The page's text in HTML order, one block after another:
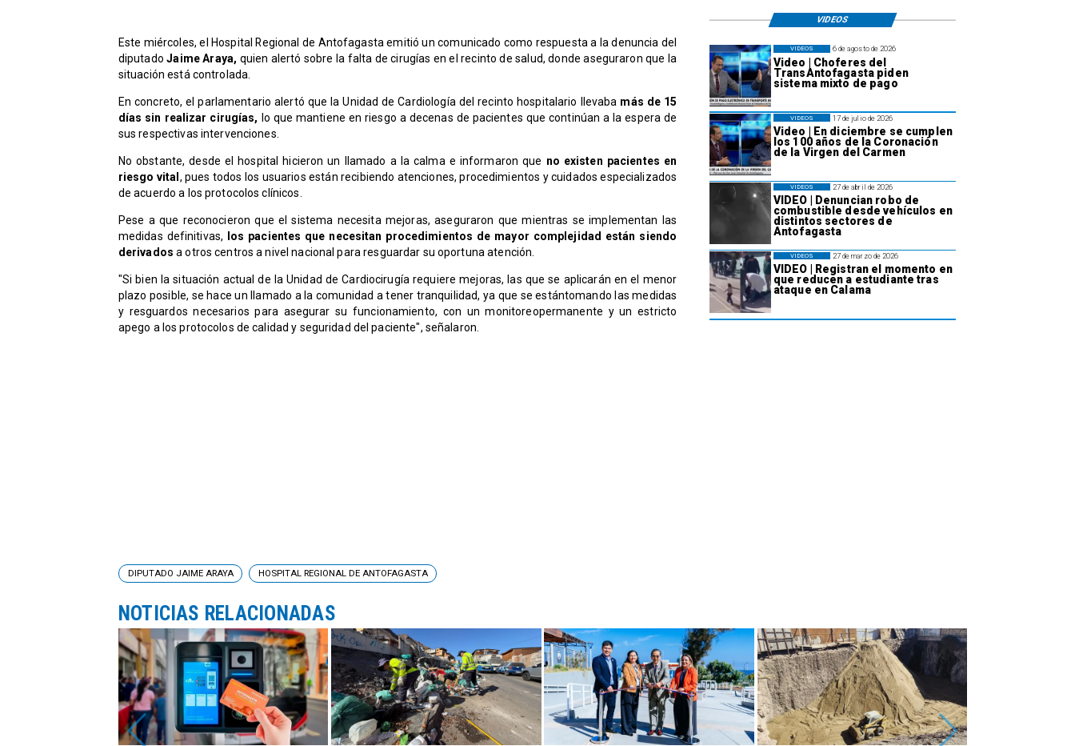
Este miércoles, el Hospital Regional de Antofagasta emitió un comunicado como respuesta a la denuncia del
diputado Jaime Araya, quien alertó sobre la falta de cirugías en el recinto de salud, donde aseguraron que la
situación está controlada.
En concreto, el parlamentario alertó que la Unidad de Cardiología del recinto hospitalario llevaba más de 15
días sin realizar cirugías, lo que mantiene en riesgo a decenas de pacientes que continúan a la espera de
sus respectivas intervenciones.
No obstante, desde el hospital hicieron un llamado a la calma e informaron que no existen pacientes en
riesgo vital , pues todos los usuarios están recibiendo atenciones, procedimientos y cuidados especializados
de acuerdo a los protocolos clínicos.
Pese a que reconocieron que el sistema necesita mejoras, aseguraron que mientras se implementan las
medidas definitivas, los pacientes que necesitan procedimientos de mayor complejidad están siendo
derivados a otros centros a nivel nacional para resguardar su oportuna atención.
"Si bien la situación actual de la Unidad de Cardiocirugía requiere mejoras, las que se aplicarán en el menor
plazo posible, se hace un llamado a la comunidad a tener tranquilidad, ya que se estántomando las medidas
y resguardos necesarios para asegurar su funcionamiento, con un monitoreopermanente y un estricto
apego a los protocolos de calidad y seguridad del paciente", señalaron.
VIDEOS
6 de agosto de 2026
Video | Choferes del
TransAntofagasta piden
sistema mixto de pago
VIDEOS
17 de julio de 2026
Video | En diciembre se cumplen
los 100 años de la Coronación
de la Virgen del Carmen
VIDEOS
27 de abril de 2026
VIDEO | Denuncian robo de
combustible desde vehículos en
distintos sectores de
Antofagasta
VIDEOS
27 de marzo de 2026
VIDEO | Registran el momento en
que reducen a estudiante tras
ataque en Calama
VIDEOS
DIPUTADO JAIME ARAYA HOSPITAL REGIONAL DE ANTOFAGASTA
NOTICIAS RELACIONADAS